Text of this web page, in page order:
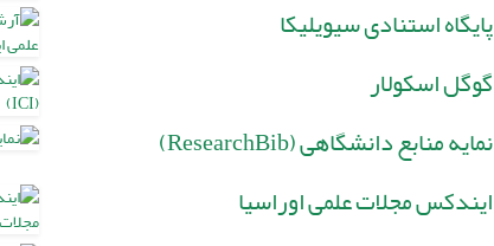
پایگاه استنادی سیویلیکا
گوگل اسکولار
نمایه منابع دانشگاهی (ResearchBib)
ایندکس مجلات علمی اوراسیا